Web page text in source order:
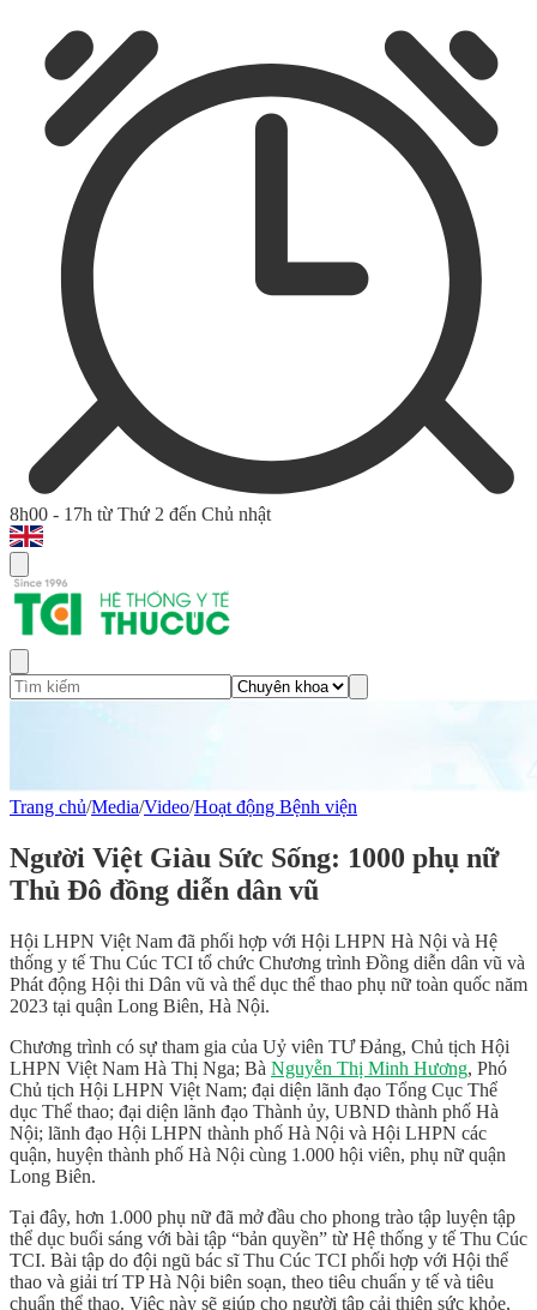
8h00 - 17h từ Thứ 2 đến Chủ nhật
Trang chủ/Media/Video/Hoạt động Bệnh viện
Người Việt Giàu Sức Sống: 1000 phụ nữ
Thủ Đô đồng diễn dân vũ
Hội LHPN Việt Nam đã phối hợp với Hội LHPN Hà Nội và Hệ
thống y tế Thu Cúc TCI tổ chức Chương trình Đồng diễn dân vũ và
Phát động Hội thi Dân vũ và thể dục thể thao phụ nữ toàn quốc năm
2023 tại quận Long Biên, Hà Nội.
Chương trình có sự tham gia của Uỷ viên TƯ Đảng, Chủ tịch Hội
LHPN Việt Nam Hà Thị Nga; Bà Nguyễn Thị Minh Hương, Phó
Chủ tịch Hội LHPN Việt Nam; đại diện lãnh đạo Tổng Cục Thể
dục Thể thao; đại diện lãnh đạo Thành ủy, UBND thành phố Hà
Nội; lãnh đạo Hội LHPN thành phố Hà Nội và Hội LHPN các
quận, huyện thành phố Hà Nội cùng 1.000 hội viên, phụ nữ quận
Long Biên.
Tại đây, hơn 1.000 phụ nữ đã mở đầu cho phong trào tập luyện tập
thể dục buổi sáng với bài tập “bản quyền” từ Hệ thống y tế Thu Cúc
TCI. Bài tập do đội ngũ bác sĩ Thu Cúc TCI phối hợp với Hội thể
thao và giải trí TP Hà Nội biên soạn, theo tiêu chuẩn y tế và tiêu
chuẩn thể thao. Việc này sẽ giúp cho người tập cải thiện sức khỏe,